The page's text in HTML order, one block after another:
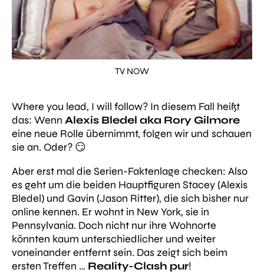
TV NOW
Where you lead, I will follow? In diesem Fall heißt
das: Wenn Alexis Bledel aka Rory Gilmore
eine neue Rolle übernimmt, folgen wir und schauen
sie an. Oder? 😏
Aber erst mal die Serien-Faktenlage checken: Also
es geht um die beiden Hauptfiguren Stacey (Alexis
Bledel) und Gavin (Jason Ritter), die sich bisher nur
online kennen. Er wohnt in New York, sie in
Pennsylvania. Doch nicht nur ihre Wohnorte
könnten kaum unterschiedlicher und weiter
voneinander entfernt sein. Das zeigt sich beim
ersten Treffen … Reality-Clash pur!